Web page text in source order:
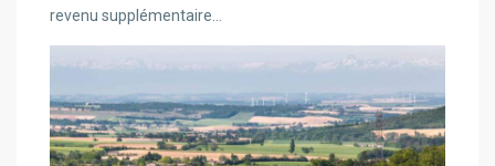
revenu supplémentaire…